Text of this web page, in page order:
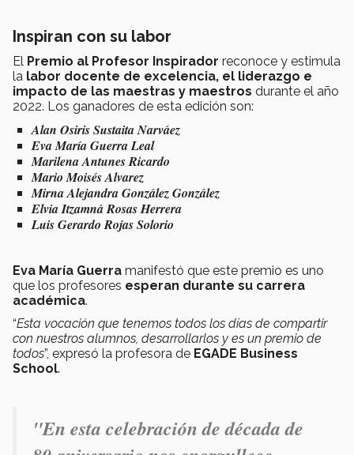
Inspiran con su labor
El Premio al Profesor Inspirador reconoce y estimula
la labor docente de excelencia, el liderazgo e
impacto de las maestras y maestros durante el año
2022. Los ganadores de esta edición son:
Alan Osiris Sustaita Narváez
Eva María Guerra Leal
Marilena Antunes Ricardo
Mario Moisés Alvarez
Mirna Alejandra González González
Elvia Itzamná Rosas Herrera
Luis Gerardo Rojas Solorio
Eva María Guerra manifestó que este premio es uno
que los profesores esperan durante su carrera
académica.
“Esta vocación que tenemos todos los días de compartir
con nuestros alumnos, desarrollarlos y es un premio de
todos”, expresó la profesora de EGADE Business
School.
"En esta celebración de década de